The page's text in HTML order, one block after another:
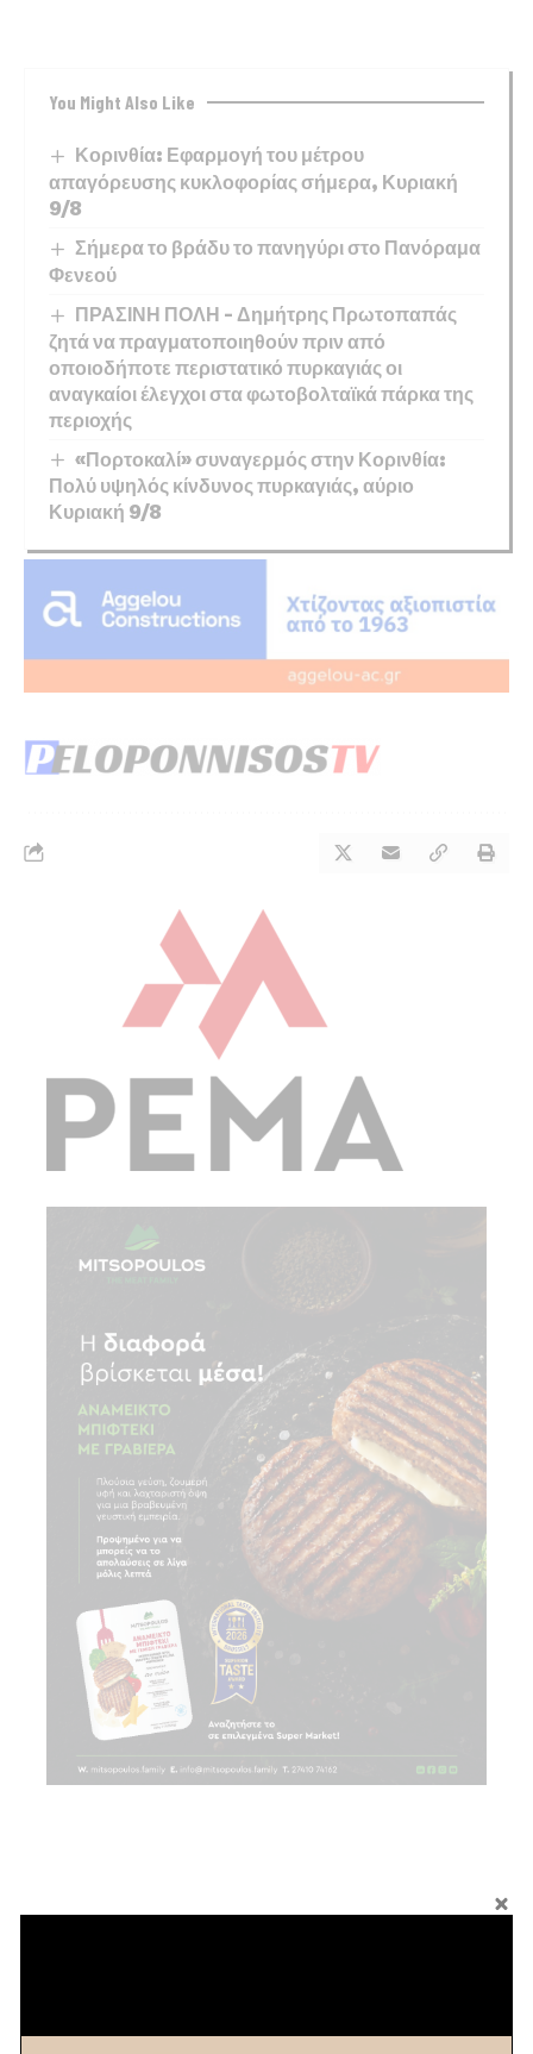
You Might Also Like
Κορινθία: Εφαρμογή του μέτρου
απαγόρευσης κυκλοφορίας σήμερα, Κυριακή
9/8
Σήμερα το βράδυ το πανηγύρι στο Πανόραμα
Φενεού
ΠΡΑΣΙΝΗ ΠΟΛΗ – Δημήτρης Πρωτοπαπάς
ζητά να πραγματοποιηθούν πριν από
οποιοδήποτε περιστατικό πυρκαγιάς οι
αναγκαίοι έλεγχοι στα φωτοβολταϊκά πάρκα της
περιοχής
«Πορτοκαλί» συναγερμός στην Κορινθία:
Πολύ υψηλός κίνδυνος πυρκαγιάς, αύριο
Κυριακή 9/8